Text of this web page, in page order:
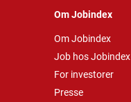
Om Jobindex
Om Jobindex
Job hos Jobindex
For investorer
Presse